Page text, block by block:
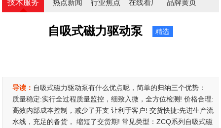
技术服务 热点新闻 行业焦点 在线看厂 品牌黄页
自吸式磁力驱动泵 精选
导读： 自吸式磁力驱动泵有什么优点呢，简单的归纳三个优势：
质量稳定:实行全过程质量监控，细致入微，全方位检测! 价格合理:
高效内部成本控制，减少了开支 让利于客户! 交货快捷:先进生产流
水线，充足的备货， 缩短了交货期! 常见类型：ZCQ系列自吸式磁